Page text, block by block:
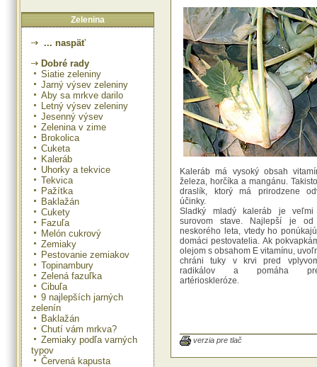
Zelenina
... naspäť
Dobré rady
Siatie zeleniny
Jarný výsev zeleniny
Aby sa mrkve darilo
Letný výsev zeleniny
Jesenný výsev
Zelenina v zime
Brokolica
Cuketa
Kaleráb
Uhorky a tekvice
Tekvica
Pažítka
Baklažán
Cukety
Fazuľa
Melón cukrový
Zemiaky
Pestovanie zemiakov
Topinambury
Zelená fazuľka
Cibuľa
9 najlepších jarných
zelenín
Baklažán
Chutí vám mrkva?
Zemiaky podľa varných
typov
Červená kapusta
Kaleráb má vysoký obsah
železa, horčíka a mangánu.
draslík, ktorý má prirodzene
účinky.
Sladký mladý kaleráb je
surovom stave. Najlepší je
neskorého leta, vtedy ho
domáci pestovatelia. Ak
olejom s obsahom E vitamínu,
chráni tuky v krvi pred
radikálov a pomáha
artérioskleróze.
náš organizmus pôsobí ako
lekárne.
verzia pre tlač